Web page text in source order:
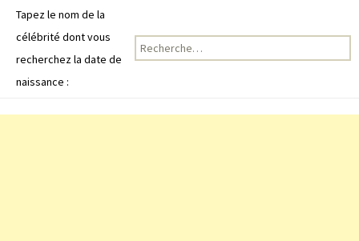
Tapez le nom de la
célébrité dont vous
recherchez la date de
naissance :
Recherche pour :